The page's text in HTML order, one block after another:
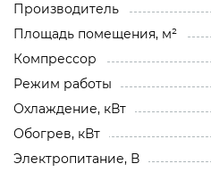
Производитель
Площадь помещения, м²
Компрессор
Режим работы
Охлаждение, кВт
Обогрев, кВт
Электропитание, В